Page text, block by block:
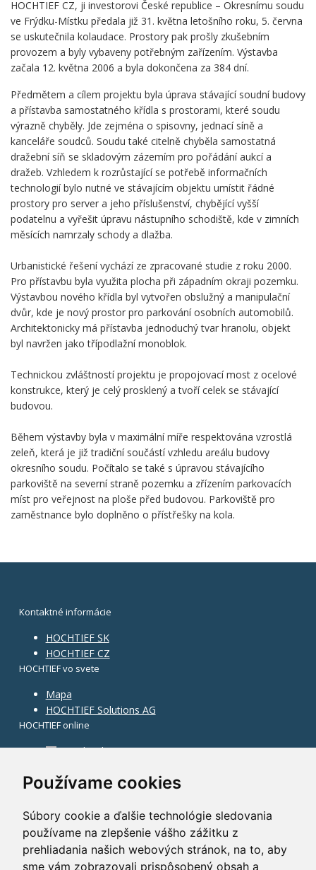
Používame cookies
Súbory cookie a ďalšie technológie sledovania
používame na zlepšenie vášho zážitku z
prehliadania našich webových stránok, na to, aby
sme vám zobrazovali prispôsobený obsah a
HOCHTIEF CZ, ji investorovi České republice – Okresnímu soudu
ve Frýdku-Místku předala již 31. května letošního roku, 5. června
se uskutečnila kolaudace. Prostory pak prošly zkušebním
provozem a byly vybaveny potřebným zařízením. Výstavba
začala 12. května 2006 a byla dokončena za 384 dní.
Předmětem a cílem projektu byla úprava stávající soudní budovy
a přístavba samostatného křídla s prostorami, které soudu
výrazně chyběly. Jde zejména o spisovny, jednací síně a
kanceláře soudců. Soudu také citelně chyběla samostatná
dražební síň se skladovým zázemím pro pořádání aukcí a
dražeb. Vzhledem k rozrůstající se potřebě informačních
technologií bylo nutné ve stávajícím objektu umístit řádné
prostory pro server a jeho příslušenství, chybějící vyšší
podatelnu a vyřešit úpravu nástupního schodiště, kde v zimních
měsících namrzaly schody a dlažba.
Urbanistické řešení vychází ze zpracované studie z roku 2000.
Pro přístavbu byla využita plocha při západním okraji pozemku.
Výstavbou nového křídla byl vytvořen obslužný a manipulační
dvůr, kde je nový prostor pro parkování osobních automobilů.
Architektonicky má přístavba jednoduchý tvar hranolu, objekt
byl navržen jako třípodlažní monoblok.
Technickou zvláštností projektu je propojovací most z ocelové
konstrukce, který je celý prosklený a tvoří celek se stávající
budovou.
Během výstavby byla v maximální míře respektována vzrostlá
zeleň, která je již tradiční součástí vzhledu areálu budovy
okresního soudu. Počítalo se také s úpravou stávajícího
parkoviště na severní straně pozemku a zřízením parkovacích
míst pro veřejnost na ploše před budovou. Parkoviště pro
zaměstnance bylo doplněno o přístřešky na kola.
Kontaktné informácie
HOCHTIEF SK
HOCHTIEF CZ
HOCHTIEF vo svete
Mapa
HOCHTIEF Solutions AG
HOCHTIEF online
Facebook